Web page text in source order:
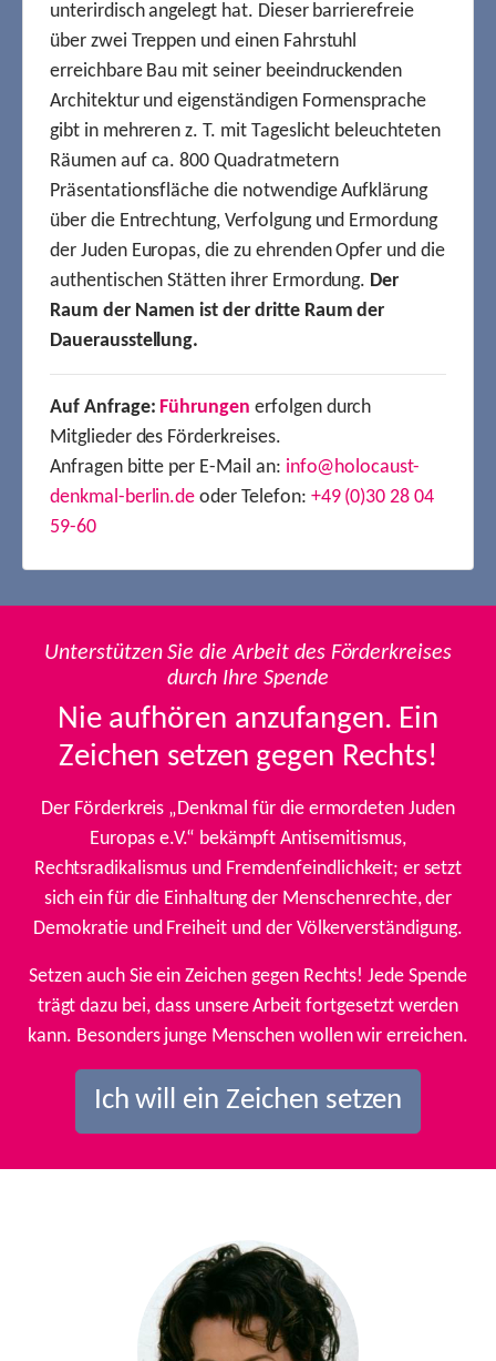
unterirdisch angelegt hat. Dieser barrierefreie
über zwei Treppen und einen Fahrstuhl
erreichbare Bau mit seiner beeindruckenden
Architektur und eigenständigen Formensprache
gibt in mehreren z. T. mit Tageslicht beleuchteten
Räumen auf ca. 800 Quadratmetern
Präsentationsfläche die notwendige Aufklärung
über die Entrechtung, Verfolgung und Ermordung
der Juden Europas, die zu ehrenden Opfer und die
authentischen Stätten ihrer Ermordung. Der
Raum der Namen ist der dritte Raum der
Dauerausstellung.
Auf Anfrage: Führungen erfolgen durch
Mitglieder des Förderkreises.
Anfragen bitte per E-Mail an: info@holocaust-
denkmal-berlin.de oder Telefon: +49 (0)30 28 04
59-60
Unterstützen Sie die Arbeit des Förderkreises
durch Ihre Spende
Nie aufhören anzufangen. Ein
Zeichen setzen gegen Rechts!
Der Förderkreis „Denkmal für die ermordeten Juden
Europas e.V.“ bekämpft Antisemitismus,
Rechtsradikalismus und Fremdenfeindlichkeit; er setzt
sich ein für die Einhaltung der Menschenrechte, der
Demokratie und Freiheit und der Völkerverständigung.
Setzen auch Sie ein Zeichen gegen Rechts! Jede Spende
trägt dazu bei, dass unsere Arbeit fortgesetzt werden
kann. Besonders junge Menschen wollen wir erreichen.
Ich will ein Zeichen setzen